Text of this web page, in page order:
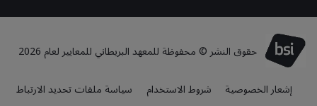
حقوق النشر © محفوظة للمعهد البريطاني للمعايير لعام 2026
إشعار الخصوصية
شروط الاستخدام
سياسة ملفات تحديد الارتباط